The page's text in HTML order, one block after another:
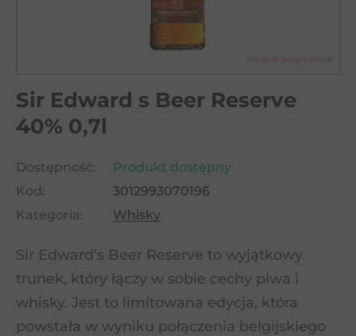
Sir Edward s Beer Reserve
40% 0,7l
Dostępność:
Produkt dostępny
Kod:
3012993070196
Kategoria:
Whisky
Sir Edward’s Beer Reserve to wyjątkowy
trunek, który łączy w sobie cechy piwa i
whisky. Jest to limitowana edycja, która
powstała w wyniku połączenia belgijskiego